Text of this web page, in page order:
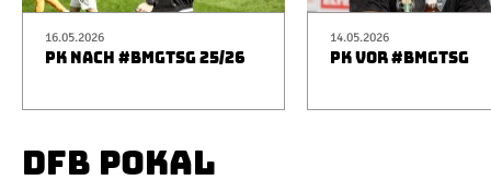
16.05.2026
PK NACH #BMGTSG 25/26
14.05.2026
PK VOR #BMGTSG
DFB POKAL